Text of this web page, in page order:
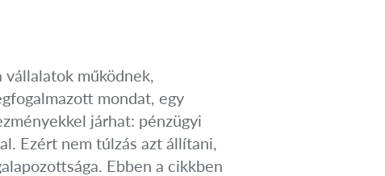
működnek,
mondat, egy
járhat: pénzügyi
Ezért nem túlzás azt állítani,
Ebben a cikkben